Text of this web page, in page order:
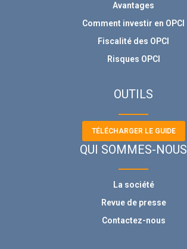
Avantages
Comment investir en OPCI
Fiscalité des OPCI
Risques OPCI
OUTILS
TÉLÉCHARGER LE GUIDE
QUI SOMMES-NOUS
La société
Revue de presse
Contactez-nous